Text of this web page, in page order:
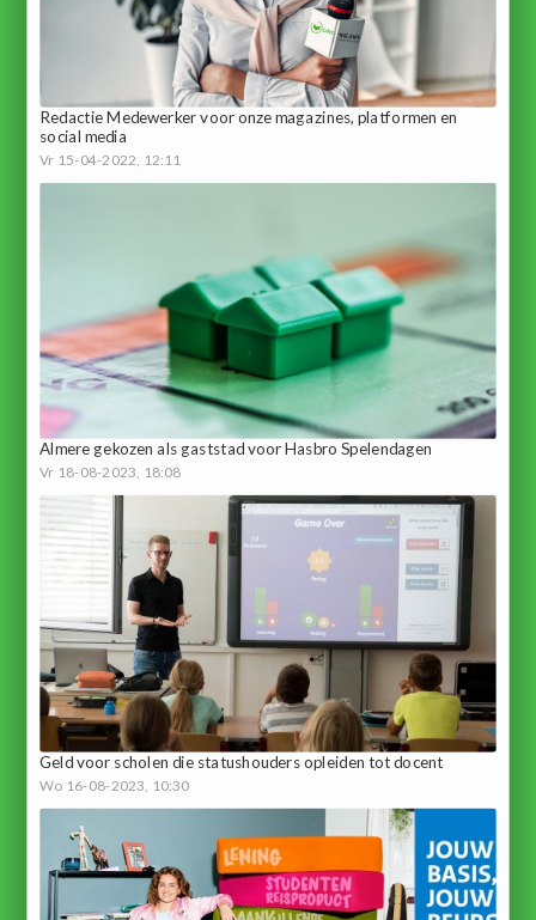
Redactie Medewerker voor onze magazines, platformen en
social media
Vr 15-04-2022, 12:11
Almere gekozen als gaststad voor Hasbro Spelendagen
Vr 18-08-2023, 18:08
Geld voor scholen die statushouders opleiden tot docent
Wo 16-08-2023, 10:30